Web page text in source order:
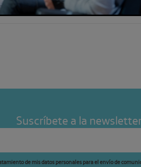
Suscríbete a la
de mis datos personales para el envío de